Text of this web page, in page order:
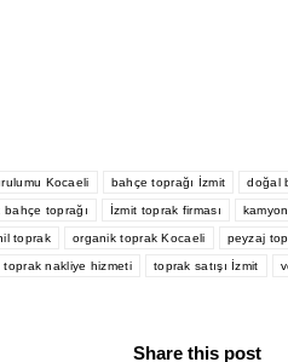
Kocaeli bahçe toprağı İzmit doğal
bahçe toprağı İzmit toprak firması
toprak organik toprak Kocaeli peyzaj
toprak nakliye hizmeti toprak satışı İzmit
Share this post